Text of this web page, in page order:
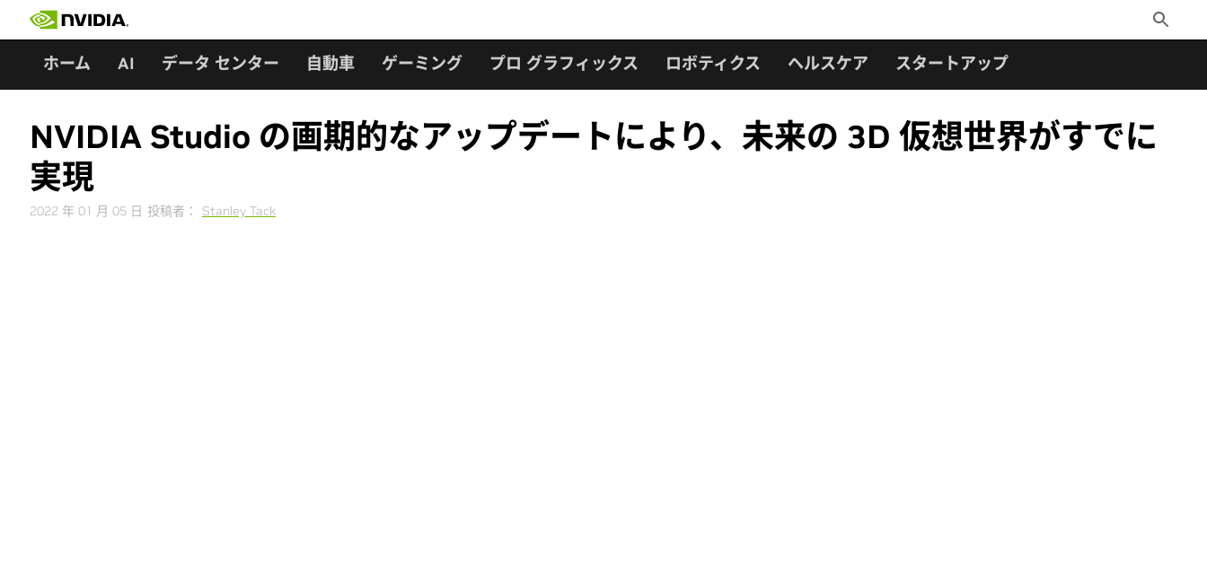
Toggle
Search
ホーム AI データ センター 自動車 ゲーミング プロ グラフィックス ロボティクス ヘルスケア スタートアップ
NVIDIA Studio の画期的なアップデートにより、未来の 3D 仮想世界がすでに
実現
2022 年 01 月 05 日 投稿者： Stanley Tack